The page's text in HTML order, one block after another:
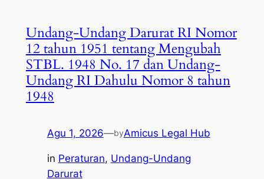
Undang-Undang Darurat RI Nomor
12 tahun 1951 tentang Mengubah
STBL. 1948 No. 17 dan Undang-
Undang RI Dahulu Nomor 8 tahun
1948
Agu 1, 2026—byAmicus Legal Hub
in Peraturan, Undang-Undang
Darurat